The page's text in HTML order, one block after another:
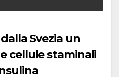
Svezia un
cellule staminali